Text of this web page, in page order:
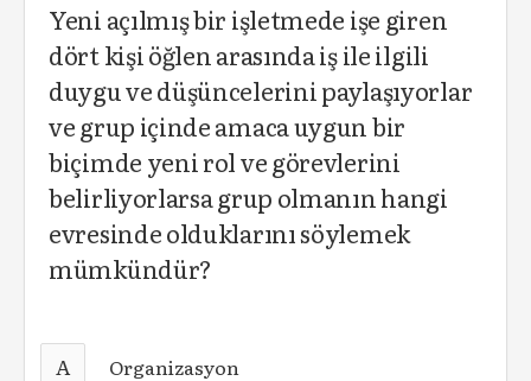
Yeni açılmış bir işletmede işe giren
dört kişi öğlen arasında iş ile ilgili
duygu ve düşüncelerini paylaşıyorlar
ve grup içinde amaca uygun bir
biçimde yeni rol ve görevlerini
belirliyorlarsa grup olmanın hangi
evresinde olduklarını söylemek
mümkündür?
A Organizasyon